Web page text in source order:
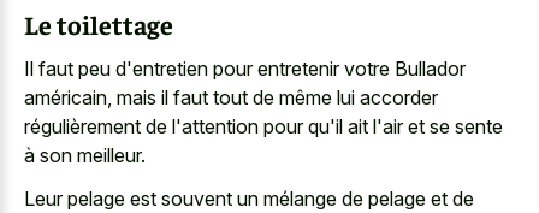
Le toilettage
Il faut peu d'entretien pour entretenir votre Bullador
américain, mais il faut tout de même lui accorder
régulièrement de l'attention pour qu'il ait l'air et se sente
à son meilleur.
Leur pelage est souvent un mélange de pelage et de